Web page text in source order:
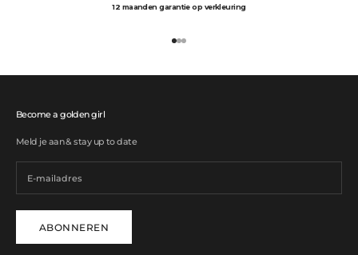
12 maanden garantie op verkleuring
Naar artikel 1
Naar artikel 2
Naar artikel 3
Become a golden girl
Meld je aan & stay up to date
ABONNEREN